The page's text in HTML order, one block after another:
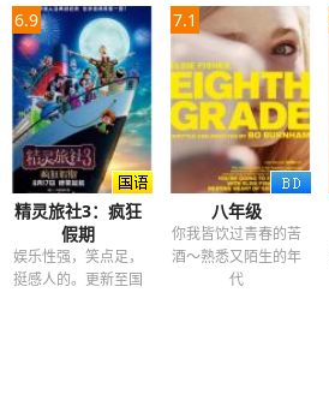
6.9
精灵旅社3：疯狂
假期
娱乐性强，笑点足，
挺感人的。更新至国
7.1
八年级
你我皆饮过青春的苦
酒～熟悉又陌生的年
代